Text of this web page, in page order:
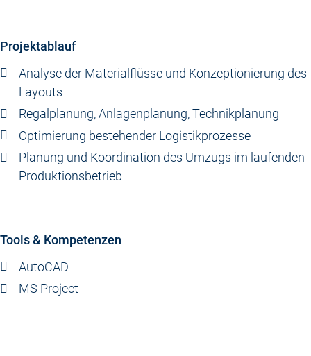
Projektablauf
Analyse der Materialflüsse und Konzeptionierung des
Layouts
Regalplanung, Anlagenplanung, Technikplanung
Optimierung bestehender Logistikprozesse
Planung und Koordination des Umzugs im laufenden
Produktionsbetrieb
Tools & Kompetenzen
AutoCAD
MS Project